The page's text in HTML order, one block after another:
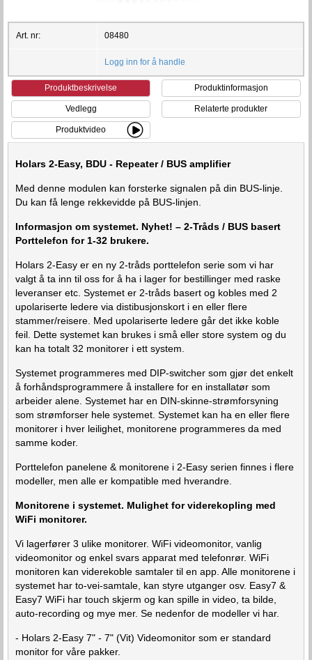
Art. nr: 08480
Logg inn for å handle
Produktbeskrivelse Produktinformasjon
Vedlegg Relaterte produkter
Produktvideo
Holars 2-Easy, BDU - Repeater / BUS amplifier
Med denne modulen kan forsterke signalen på din BUS-linje.
Du kan få lenge rekkevidde på BUS-linjen.
Informasjon om systemet. Nyhet! – 2-Tråds / BUS basert
Porttelefon for 1-32 brukere.
Holars 2-Easy er en ny 2-tråds porttelefon serie som vi har
valgt å ta inn til oss for å ha i lager for bestillinger med raske
leveranser etc. Systemet er 2-tråds basert og kobles med 2
upolariserte ledere via distibusjonskort i en eller flere
stammer/reisere. Med upolariserte ledere går det ikke koble
feil. Dette systemet kan brukes i små eller store system og du
kan ha totalt 32 monitorer i ett system.
Systemet programmeres med DIP-switcher som gjør det enkelt
å forhåndsprogrammere å installere for en installatør som
arbeider alene. Systemet har en DIN-skinne-strømforsyning
som strømforser hele systemet. Systemet kan ha en eller flere
monitorer i hver leilighet, monitorene programmeres da med
samme koder.
Porttelefon panelene & monitorene i 2-Easy serien finnes i flere
modeller, men alle er kompatible med hverandre.
Monitorene i systemet. Mulighet for viderekopling med
WiFi monitorer.
Vi lagerfører 3 ulike monitorer. WiFi videomonitor, vanlig
videomonitor og enkel svars apparat med telefonrør. WiFi
monitoren kan viderekoble samtaler til en app. Alle monitorene i
systemet har to-vei-samtale, kan styre utganger osv. Easy7 &
Easy7 WiFi har touch skjerm og kan spille in video, ta bilde,
auto-recording og mye mer. Se nedenfor de modeller vi har.
- Holars 2-Easy 7" - 7" (Vit) Videomonitor som er standard
monitor for våre pakker.